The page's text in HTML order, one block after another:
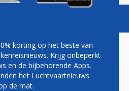
korting op het beste van
Krijg onbeperkt
en de bijbehorende Apps.
het Luchtvaartnieuws
de mat.